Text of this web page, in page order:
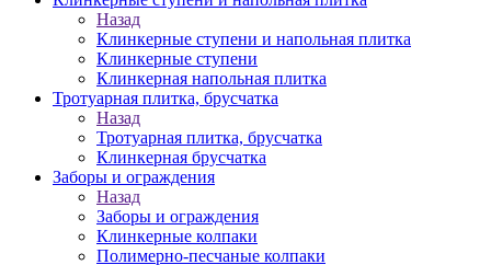
Назад
Клинкерные ступени и напольная плитка
Клинкерные ступени
Клинкерная напольная плитка
Тротуарная плитка, брусчатка
Назад
Тротуарная плитка, брусчатка
Клинкерная брусчатка
Заборы и ограждения
Назад
Заборы и ограждения
Клинкерные колпаки
Полимерно-песчаные колпаки